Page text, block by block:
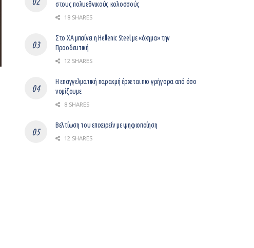
στους πολυεθνικούς κολοσσούς
18 SHARES
Στο ΧΑ μπαίνει η Hellenic Steel με «όχημα» την
Προοδευτική
12 SHARES
Η επαγγελματική παρακμή έρχεται πιο γρήγορα από όσο
νομίζουμε
8 SHARES
Βελτίωση του επιχειρείν με ψηφιοποίηση
12 SHARES